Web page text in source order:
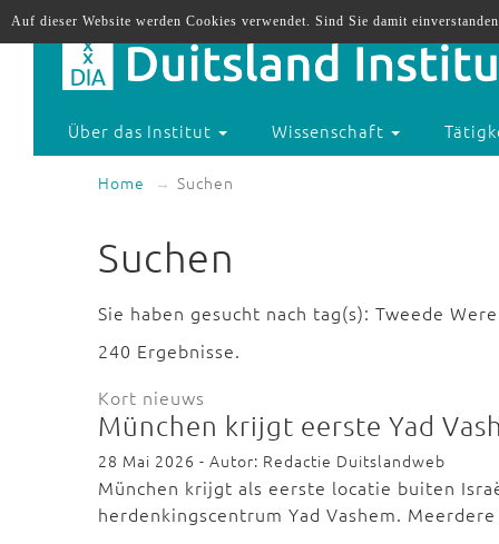
Über das Institut Wissenschaft
Home Suchen
Suchen
Sie haben gesucht nach tag(s): Tweede
240 Ergebnisse.
Kort nieuws
München krijgt eerste Yad
28 Mai 2026 - Autor: Redactie Duitslandweb
München krijgt als eerste locatie buiten
herdenkingscentrum Yad Vashem.
Auf dieser Website werden Cookies verwendet. Sind Sie damit